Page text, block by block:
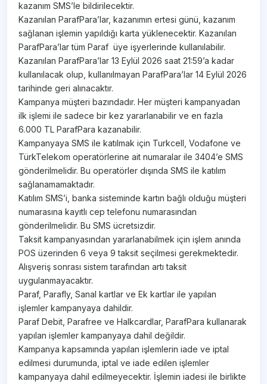
kazanım SMS’le bildirilecektir.
Kazanılan ParafPara’lar, kazanımın ertesi günü, kazanım
sağlanan işlemin yapıldığı karta yüklenecektir. Kazanılan
ParafPara’lar tüm Paraf üye işyerlerinde kullanılabilir.
Kazanılan ParafPara’lar 13 Eylül 2026 saat 21:59’a kadar
kullanılacak olup, kullanılmayan ParafPara’lar 14 Eylül 2026
tarihinde geri alınacaktır.
Kampanya müşteri bazındadır. Her müşteri kampanyadan
ilk işlemi ile sadece bir kez yararlanabilir ve en fazla
6.000 TL ParafPara kazanabilir.
Kampanyaya SMS ile katılmak için Turkcell, Vodafone ve
TürkTelekom operatörlerine ait numaralar ile 3404’e SMS
gönderilmelidir. Bu operatörler dışında SMS ile katılım
sağlanamamaktadır.
Katılım SMS’i, banka sisteminde kartın bağlı olduğu müşteri
numarasına kayıtlı cep telefonu numarasından
gönderilmelidir. Bu SMS ücretsizdir.
Taksit kampanyasından yararlanabilmek için işlem anında
POS üzerinden 6 veya 9 taksit seçilmesi gerekmektedir.
Alışveriş sonrası sistem tarafından artı taksit
uygulanmayacaktır.
Paraf, Parafly, Sanal kartlar ve Ek kartlar ile yapılan
işlemler kampanyaya dahildir.
Paraf Debit, Parafree ve Halkcardlar, ParafPara kullanarak
yapılan işlemler kampanyaya dahil değildir.
Kampanya kapsamında yapılan işlemlerin iade ve iptal
edilmesi durumunda, iptal ve iade edilen işlemler
kampanyaya dahil edilmeyecektir. İşlemin iadesi ile birlikte